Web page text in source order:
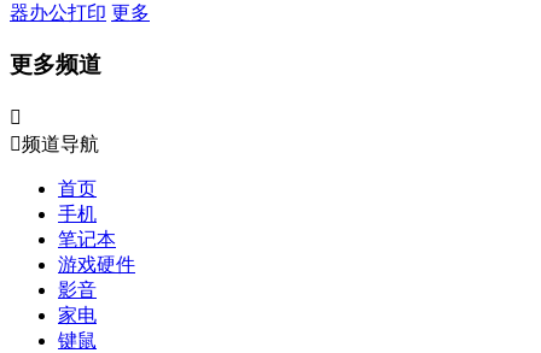
器办公打印 更多
更多频道

频道导航
首页
手机
笔记本
游戏硬件
影音
家电
键鼠